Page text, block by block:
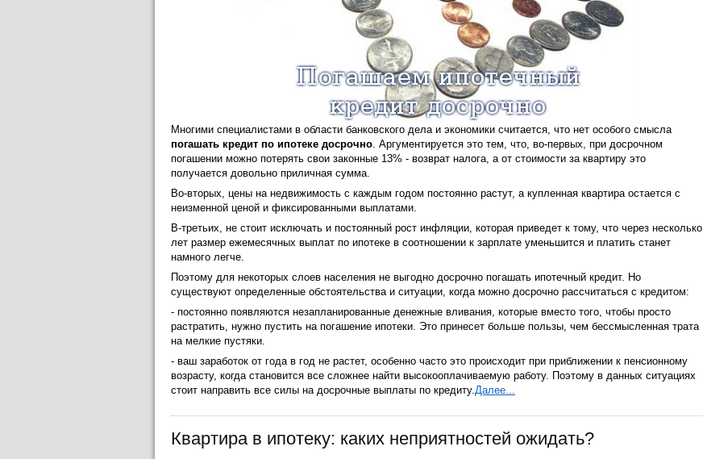
Многими специалистами в области банковского дела и экономики считается, что нет особого смысла
погашать кредит по ипотеке досрочно. Аргументируется это тем, что, во-первых, при досрочном
погашении можно потерять свои законные 13% - возврат налога, а от стоимости за квартиру это
получается довольно приличная сумма.
Во-вторых, цены на недвижимость с каждым годом постоянно растут, а купленная квартира остается с
неизменной ценой и фиксированными выплатами.
В-третьих, не стоит исключать и постоянный рост инфляции, которая приведет к тому, что через несколько
лет размер ежемесячных выплат по ипотеке в соотношении к зарплате уменьшится и платить станет
намного легче.
Поэтому для некоторых слоев населения не выгодно досрочно погашать ипотечный кредит. Но
существуют определенные обстоятельства и ситуации, когда можно досрочно рассчитаться с кредитом:
- постоянно появляются незапланированные денежные вливания, которые вместо того, чтобы просто
растратить, нужно пустить на погашение ипотеки. Это принесет больше пользы, чем бессмысленная трата
на мелкие пустяки.
- ваш заработок от года в год не растет, особенно часто это происходит при приближении к пенсионному
возрасту, когда становится все сложнее найти высокооплачиваемую работу. Поэтому в данных ситуациях
стоит направить все силы на досрочные выплаты по кредиту.Далее...
Квартира в ипотеку: каких неприятностей ожидать?